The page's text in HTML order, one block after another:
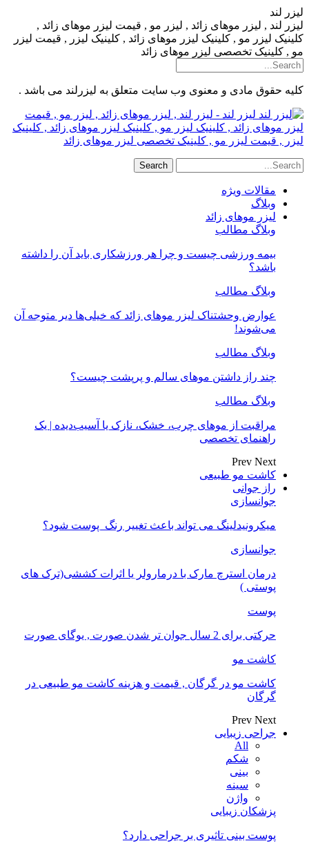
لیزر لند
لیزر لند , لیزر موهای زائد , لیزر مو , قیمت لیزر موهای زائد ,
کلینیک لیزر مو , کلینیک لیزر موهای زائد , کلینیک لیزر , قیمت لیزر
مو , کلینیک تخصصی لیزر موهای زائد
کلیه حقوق مادی و معنوی وب سایت متعلق به لیزرلند می باشد .
لیزر لند - لیزر لند , لیزر موهای زائد , لیزر مو , قیمت
لیزر موهای زائد , کلینیک لیزر مو , کلینیک لیزر موهای زائد , کلینیک
لیزر , قیمت لیزر مو , کلینیک تخصصی لیزر موهای زائد
مقالات ویژه
وبلاگ
لیزر موهای زائد
وبلاگ مطالب
بیمه ورزشی چیست و چرا هر ورزشکاری باید آن را داشته
باشد؟
وبلاگ مطالب
عوارض وحشتناک لیزر موهای زائد که خیلی‌ها دیر متوجه آن
می‌شوند!
وبلاگ مطالب
چند راز داشتن موهای سالم و پرپشت چیست؟
وبلاگ مطالب
مراقبت از موهای چرب، خشک، نازک یا آسیب‌دیده | یک
راهنمای تخصصی
Prev Next
کاشت مو طبیعی
راز جوانی
جوانسازی
میکرونیدلینگ می تواند باعث تغییر رنگ ‍ پوست شود؟
جوانسازی
درمان استرچ مارک با درمارولر یا اثرات کششی(ترک های
پوستی )
پوست
حرکتی برای 2 سال جوان تر شدن صورت , یوگای صورت
کاشت مو
کاشت مو در گرگان , قیمت و هزینه کاشت مو طبیعی در
گرگان
Prev Next
جراحی زیبایی
All
شکم
بینی
سینه
واژن
پزشکان زیبایی
پوست بینی تاثیری بر جراحی دارد؟